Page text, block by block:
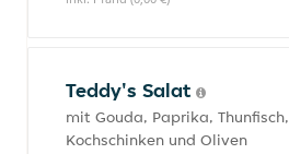
Teddy's Salat
mit Gouda, Paprika, Thunfisch,
Kochschinken und Oliven